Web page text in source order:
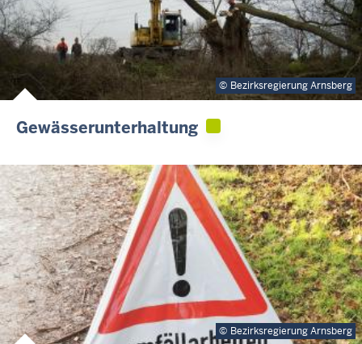
Bezirksregierung Arnsberg
Gewässerunterhaltung
Bezirksregierung Arnsberg